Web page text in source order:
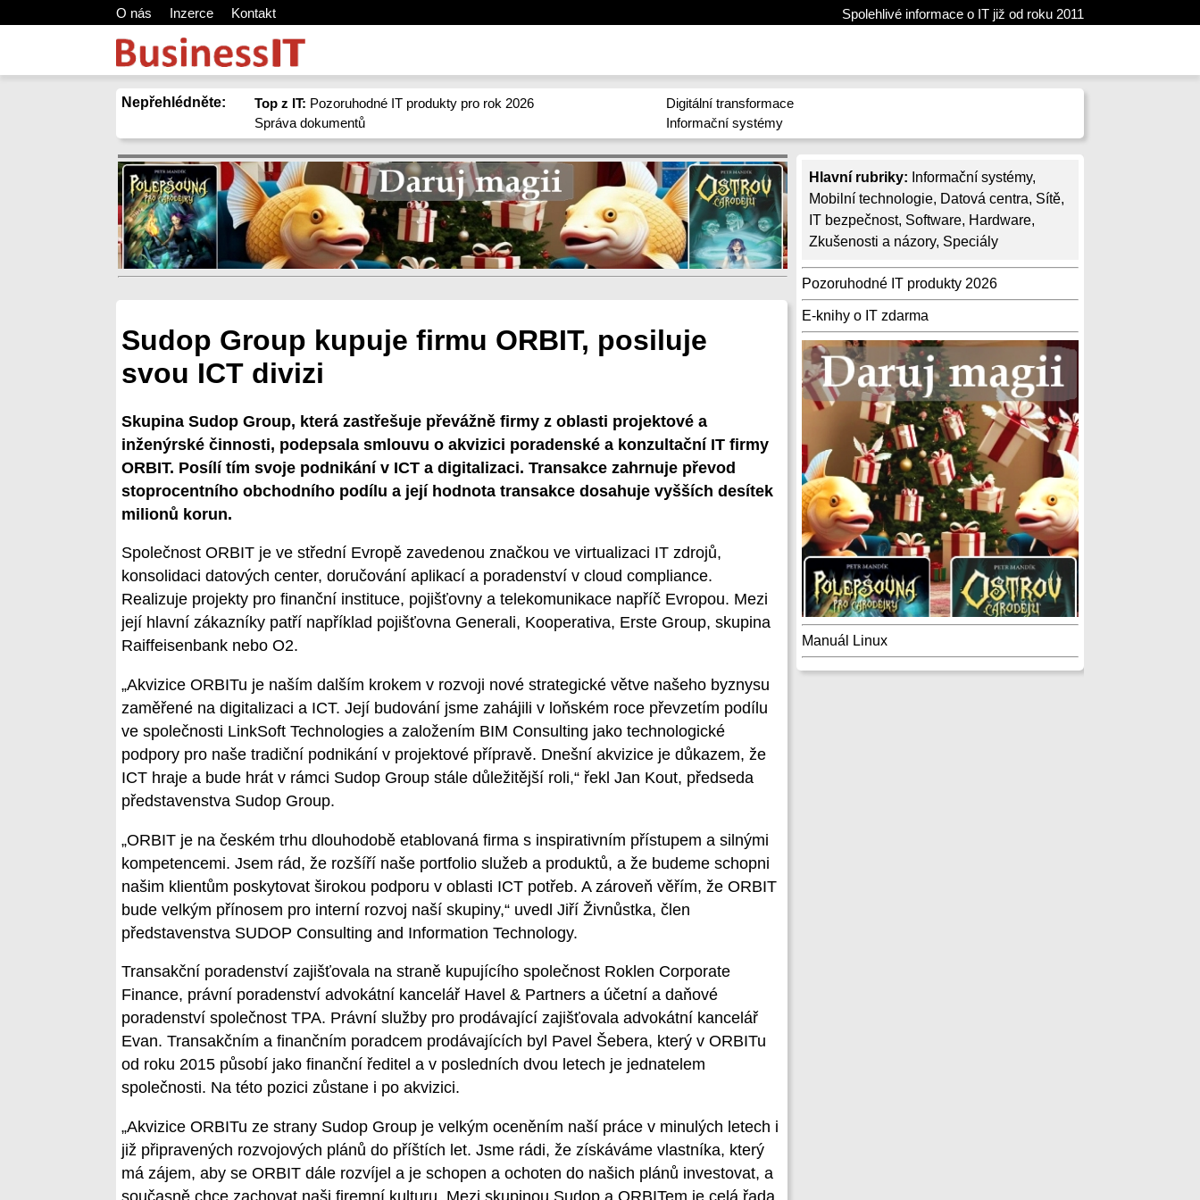
O nás Inzerce Kontakt Spolehlivé informace o IT již od roku 2011
Nepřehlédněte: Top z IT: Pozoruhodné IT produkty pro rok 2026
Správa dokumentů
Digitální transformace
Informační systémy
Hlavní rubriky: Informační systémy,
Mobilní technologie, Datová centra, Sítě,
IT bezpečnost, Software, Hardware,
Zkušenosti a názory, Speciály
Pozoruhodné IT produkty 2026
E-knihy o IT zdarma
Manuál Linux
Sudop Group kupuje firmu ORBIT, posiluje
svou ICT divizi
Skupina Sudop Group, která zastřešuje převážně firmy z oblasti projektové a
inženýrské činnosti, podepsala smlouvu o akvizici poradenské a konzultační IT firmy
ORBIT. Posílí tím svoje podnikání v ICT a digitalizaci. Transakce zahrnuje převod
stoprocentního obchodního podílu a její hodnota transakce dosahuje vyšších desítek
milionů korun.
Společnost ORBIT je ve střední Evropě zavedenou značkou ve virtualizaci IT zdrojů,
konsolidaci datových center, doručování aplikací a poradenství v cloud compliance.
Realizuje projekty pro finanční instituce, pojišťovny a telekomunikace napříč Evropou. Mezi
její hlavní zákazníky patří například pojišťovna Generali, Kooperativa, Erste Group, skupina
Raiffeisenbank nebo O2.
„Akvizice ORBITu je naším dalším krokem v rozvoji nové strategické větve našeho byznysu
zaměřené na digitalizaci a ICT. Její budování jsme zahájili v loňském roce převzetím podílu
ve společnosti LinkSoft Technologies a založením BIM Consulting jako technologické
podpory pro naše tradiční podnikání v projektové přípravě. Dnešní akvizice je důkazem, že
ICT hraje a bude hrát v rámci Sudop Group stále důležitější roli,“ řekl Jan Kout, předseda
představenstva Sudop Group.
„ORBIT je na českém trhu dlouhodobě etablovaná firma s inspirativním přístupem a silnými
kompetencemi. Jsem rád, že rozšíří naše portfolio služeb a produktů, a že budeme schopni
našim klientům poskytovat širokou podporu v oblasti ICT potřeb. A zároveň věřím, že ORBIT
bude velkým přínosem pro interní rozvoj naší skupiny,“ uvedl Jiří Živnůstka, člen
představenstva SUDOP Consulting and Information Technology.
Transakční poradenství zajišťovala na straně kupujícího společnost Roklen Corporate
Finance, právní poradenství advokátní kancelář Havel & Partners a účetní a daňové
poradenství společnost TPA. Právní služby pro prodávající zajišťovala advokátní kancelář
Evan. Transakčním a finančním poradcem prodávajících byl Pavel Šebera, který v ORBITu
od roku 2015 působí jako finanční ředitel a v posledních dvou letech je jednatelem
společnosti. Na této pozici zůstane i po akvizici.
„Akvizice ORBITu ze strany Sudop Group je velkým oceněním naší práce v minulých letech i
již připravených rozvojových plánů do příštích let. Jsme rádi, že získáváme vlastníka, který
má zájem, aby se ORBIT dále rozvíjel a je schopen a ochoten do našich plánů investovat, a
současně chce zachovat naši firemní kulturu. Mezi skupinou Sudop a ORBITem je celá řada